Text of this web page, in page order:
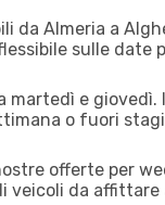
da Almeria a
sulle date
martedì e giovedì.
o fuori
offerte per
veicoli da affittare